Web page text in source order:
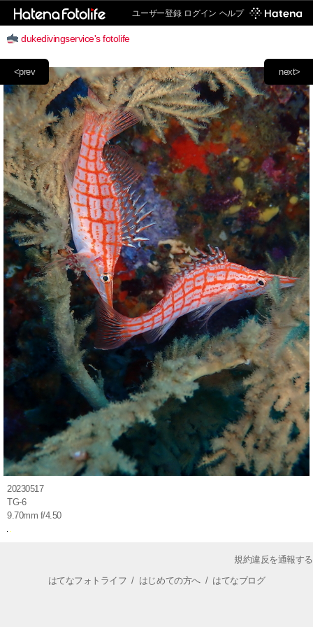
ユーザー登録 ログイン ヘルプ
dukedivingservice's fotolife
next>
<prev
20230517
TG-6
9.70mm f/4.50
規約違反を通報する
はてなフォトライフ / はじめての方へ/ はてなブログ